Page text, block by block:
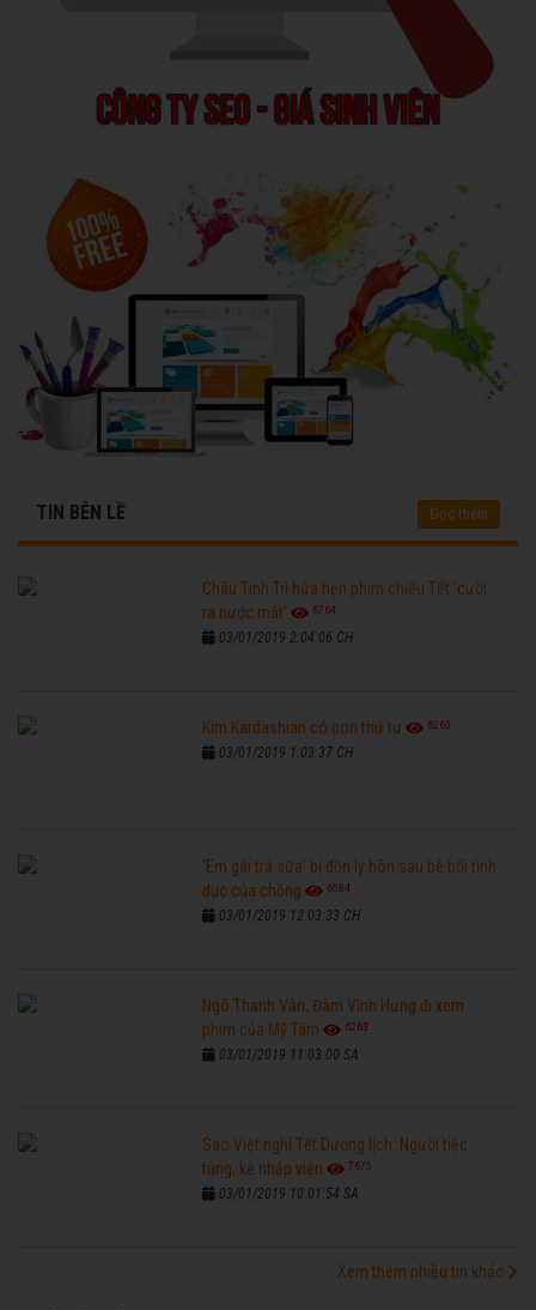
TIN BÊN LỀ Đọc thêm
Châu Tinh Trì hứa hẹn phim chiếu Tết 'cười
ra nước mắt'
6764
03/01/2019 2:04:06 CH
Kim Kardashian có con thứ tư 6263
03/01/2019 1:03:37 CH
'Em gái trà sữa' bị đồn ly hôn sau bê bối tình
dục của chồng
6584
03/01/2019 12:03:33 CH
Ngô Thanh Vân, Đàm Vĩnh Hưng đi xem
phim của Mỹ Tâm
6263
03/01/2019 11:03:00 SA
Sao Việt nghỉ Tết Dương lịch: Người tiệc
tùng, kẻ nhập viện
7675
03/01/2019 10:01:54 SA
Xem thêm nhiều tin khác